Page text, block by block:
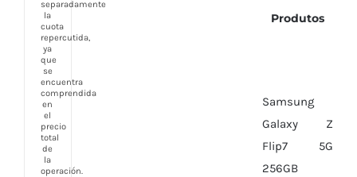
separadamente
la
cuota
repercutida,
ya
que
se
encuentra
comprendida
en
el
precio
total
de
la
operación.
Produtos
Samsung
Galaxy Z
Flip7 5G
256GB